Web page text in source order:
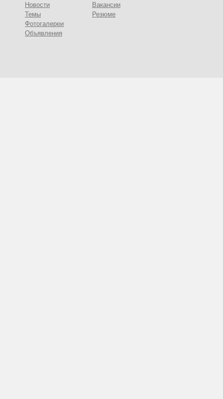
Новости
Темы
Фотогалереи
Объявления
Вакансии
Резюме